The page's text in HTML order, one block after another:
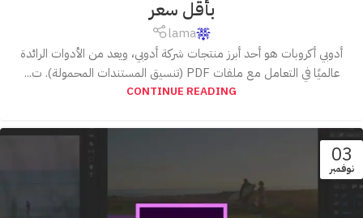
بأقل سعر
lama
أدوبي أكروبات هو أحد أبرز منتجات شركة أدوبي، ويعد من الأدوات الرائدة
عالميًا في التعامل مع ملفات PDF (تنسيق المستندات المحمولة). ت...
CONTINUE READING
03
نوفمبر